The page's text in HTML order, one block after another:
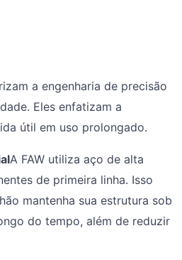
a engenharia de precisão
Eles enfatizam a
útil em uso prolongado.
A FAW utiliza aço de alta
de primeira linha. Isso
mantenha sua estrutura sob
do tempo, além de reduzir